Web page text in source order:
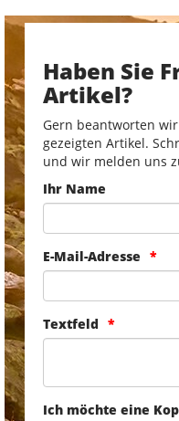
Haben Sie
Artikel?
Gern beantworten
gezeigten Artikel.
und wir melden uns
Ihr Name
E-Mail-Adresse
Textfeld
Ich möchte eine